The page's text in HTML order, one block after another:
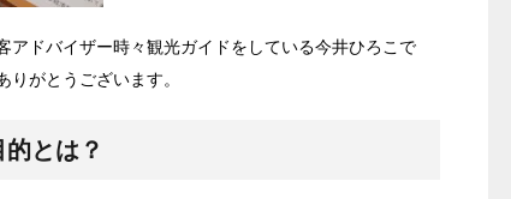
アドバイザー時々観光ガイドをしている今井ひろこで
がとうございます。
とは？